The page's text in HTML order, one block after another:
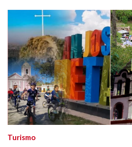
Turismo